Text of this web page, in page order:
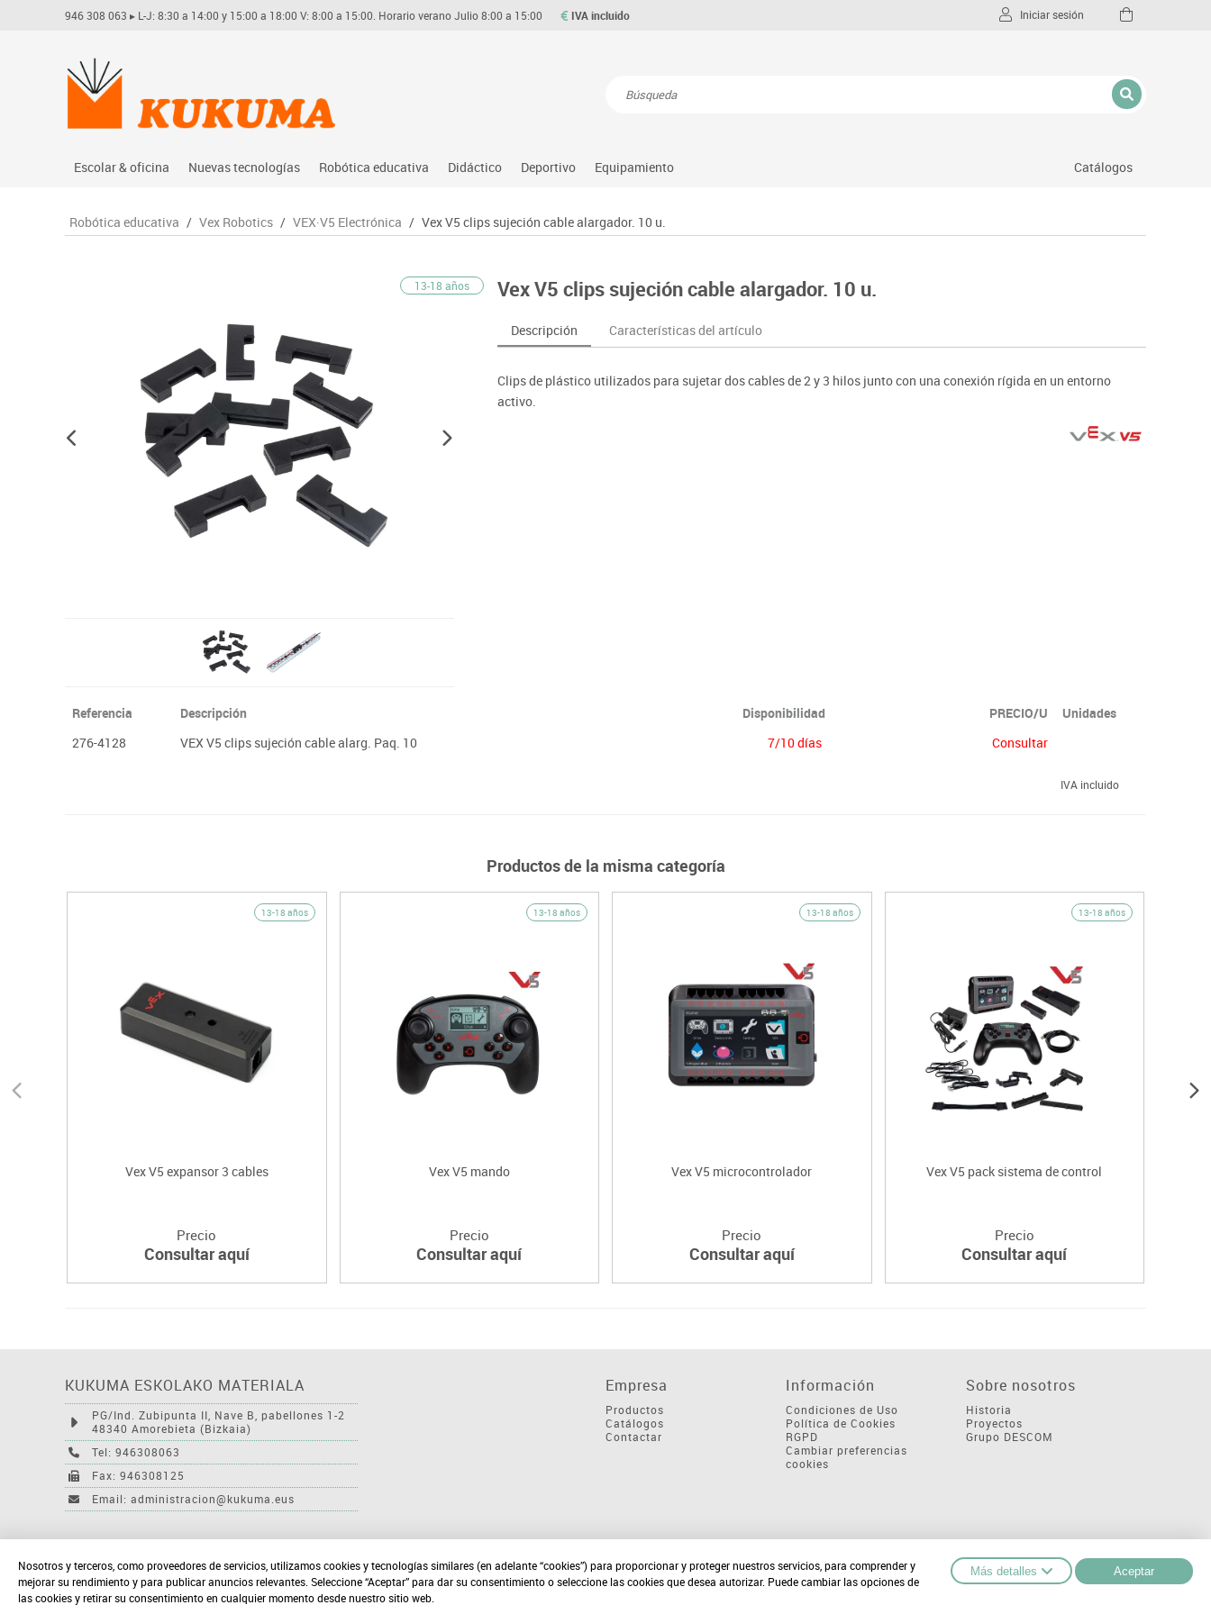
946 308 063 ▸ L-J: 8:30 a 14:00 y 15:00 a 18:00 V: 8:00 a 15:00. Horario verano Julio 8:00 a 15:00 IVA incluido Iniciar sesión
Escolar & oficina
Archivo
Manualidades
Material escolar
Plastifica, encuaderna, destruye
Papel y manipulados
Nuevas tecnologías
Audio
Soportes
Videoconferencia
Videoproyección
Robótica educativa
Arduino
Matatastudio
Otros
Didáctico
Asociación y atención
Espacios exteriores
Juegos heurísticos
Juegos simbólicos
Matemáticas
Música
Primeras edades
Psicomotricidad
Stem
Deportivo
Atletismo
Comp. deportivos
Deportes raqueta
Hockey
Protección deportiva
Equipamiento
Aulas entornos naturales
Mesas educación
Percheros, baldas y taquillas
Catálogos
Robótica educativa / Vex Robotics / VEX·V5 Electrónica / Vex V5 clips sujeción cable alargador. 10 u.
13-18 años Vex V5 clips sujeción cable alargador. 10 u.
Descripción Características del artículo
Clips de plástico utilizados para sujetar dos cables de 2 y 3 hilos junto con una conexión rígida en un entorno
activo.
Referencia Descripción Disponibilidad PRECIO/U
Unidades
276-4128
VEX V5 clips sujeción cable alarg. Paq. 10 7/10 días Consultar
IVA incluido
Productos de la misma categoría
13-18 años
Vex V5 expansor 3 cables
Precio
Consultar aquí
13-18 años
Vex V5 mando
Precio
Consultar aquí
13-18 años
Vex V5 microcontrolador
Precio
Consultar aquí
13-18 años
Vex V5 pack sistema de control
Precio
Consultar aquí
KUKUMA ESKOLAKO MATERIALA
PG/Ind. Zubipunta II, Nave B, pabellones 1-2
48340 Amorebieta (Bizkaia)
Tel: 946308063
Fax: 946308125
Email: administracion@kukuma.eus
Empresa
Productos
Catálogos
Contactar
Información
Condiciones de Uso
Política de Cookies
RGPD
Cambiar preferencias
cookies
Sobre nosotros
Historia
Proyectos
Grupo DESCOM
Nosotros y terceros, como proveedores de servicios, utilizamos cookies y tecnologías similares (en adelante “cookies”) para proporcionar y proteger nuestros servicios, para comprender y
mejorar su rendimiento y para publicar anuncios relevantes. Seleccione “Aceptar” para dar su consentimiento o seleccione las cookies que desea autorizar. Puede cambiar las opciones de
las cookies y retirar su consentimiento en cualquier momento desde nuestro sitio web.
Más detalles Aceptar